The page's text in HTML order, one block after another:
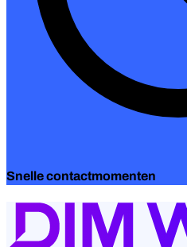
Snelle contactmomenten